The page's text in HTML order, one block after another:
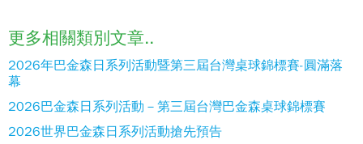
更多相關類別文章..
2026年巴金森日系列活動暨第三屆台灣桌球錦標賽-圓滿落
幕
2026巴金森日系列活動－第三屆台灣巴金森桌球錦標賽
2026世界巴金森日系列活動搶先預告